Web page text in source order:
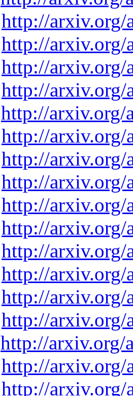
http://arxiv.org/
http://arxiv.org/
http://arxiv.org/
http://arxiv.org/
http://arxiv.org/
http://arxiv.org/
http://arxiv.org/
http://arxiv.org/
http://arxiv.org/
http://arxiv.org/
http://arxiv.org/
http://arxiv.org/
http://arxiv.org/
http://arxiv.org/
http://arxiv.org/
http://arxiv.org/
http://arxiv.org/